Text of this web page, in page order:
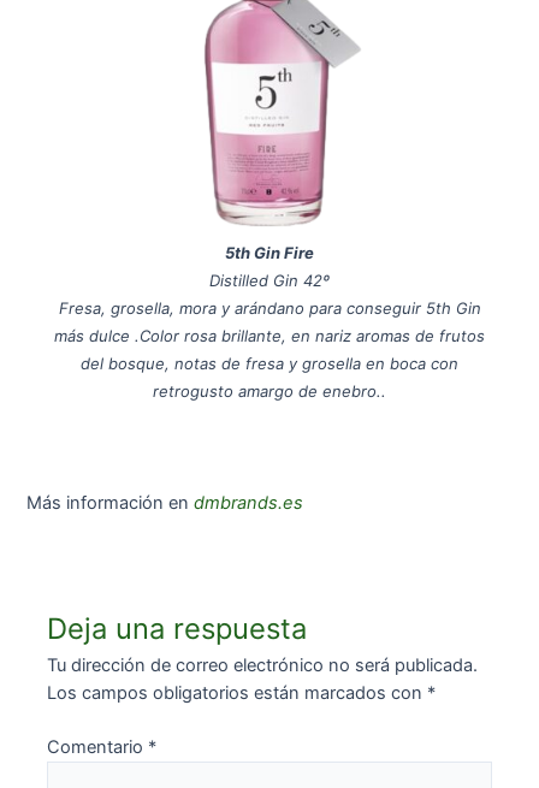
5th Gin Fire
Distilled Gin 42º
Fresa, grosella, mora y arándano para conseguir 5th Gin
más dulce .Color rosa brillante, en nariz aromas de frutos
del bosque, notas de fresa y grosella en boca con
retrogusto amargo de enebro..
Más información endmbrands.es
Deja una respuesta
Tu dirección de correo electrónico no será publicada.
Los campos obligatorios están marcados con *
Comentario *